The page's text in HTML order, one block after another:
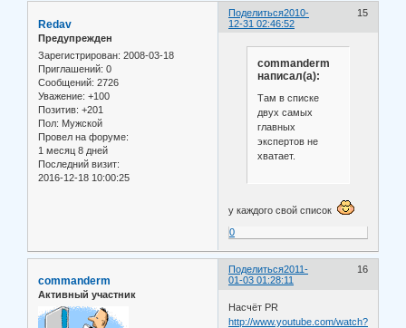
Поделиться 15
2010-
12-31 02:46:52
Redav
Предупрежден
Зарегистрирован: 2008-03-18
Приглашений: 0
Сообщений: 2726
Уважение: +100
Позитив: +201
Пол: Мужской
Провел на форуме:
1 месяц 8 дней
Последний визит:
2016-12-18 10:00:25
commanderm
написал(а):
Там в списке
двух самых
главных
экспертов не
хватает.
у каждого свой список
0
Поделиться 16
2011-
01-03 01:28:11
commanderm
Активный участник
Насчёт PR
http://www.youtube.com/watch?